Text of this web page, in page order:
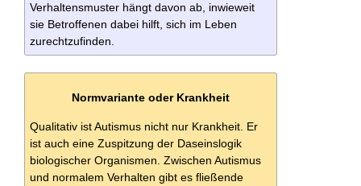
Verhaltensmuster hängt davon ab, inwieweit
sie Betroffenen dabei hilft, sich im Leben
zurechtzufinden.
Normvariante oder Krankheit
Qualitativ ist Autismus nicht nur Krankheit. Er
ist auch eine Zuspitzung der Daseinslogik
biologischer Organismen. Zwischen Autismus
und normalem Verhalten gibt es fließende